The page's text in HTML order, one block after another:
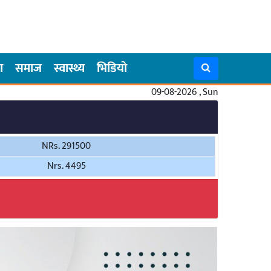
समाज स्वास्थ्य भिडियो
09-08-2026 , Sun
NRs. 291500
Nrs. 4495